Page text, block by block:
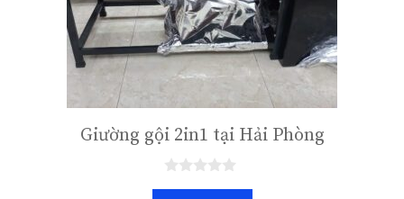
Giường gội 2in1 tại Hải Phòng